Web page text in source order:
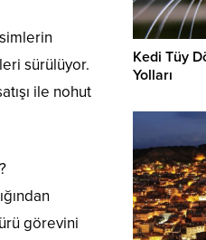
sürülüyor.
ile nohut
görevini
Kedi Tüy
Yolları